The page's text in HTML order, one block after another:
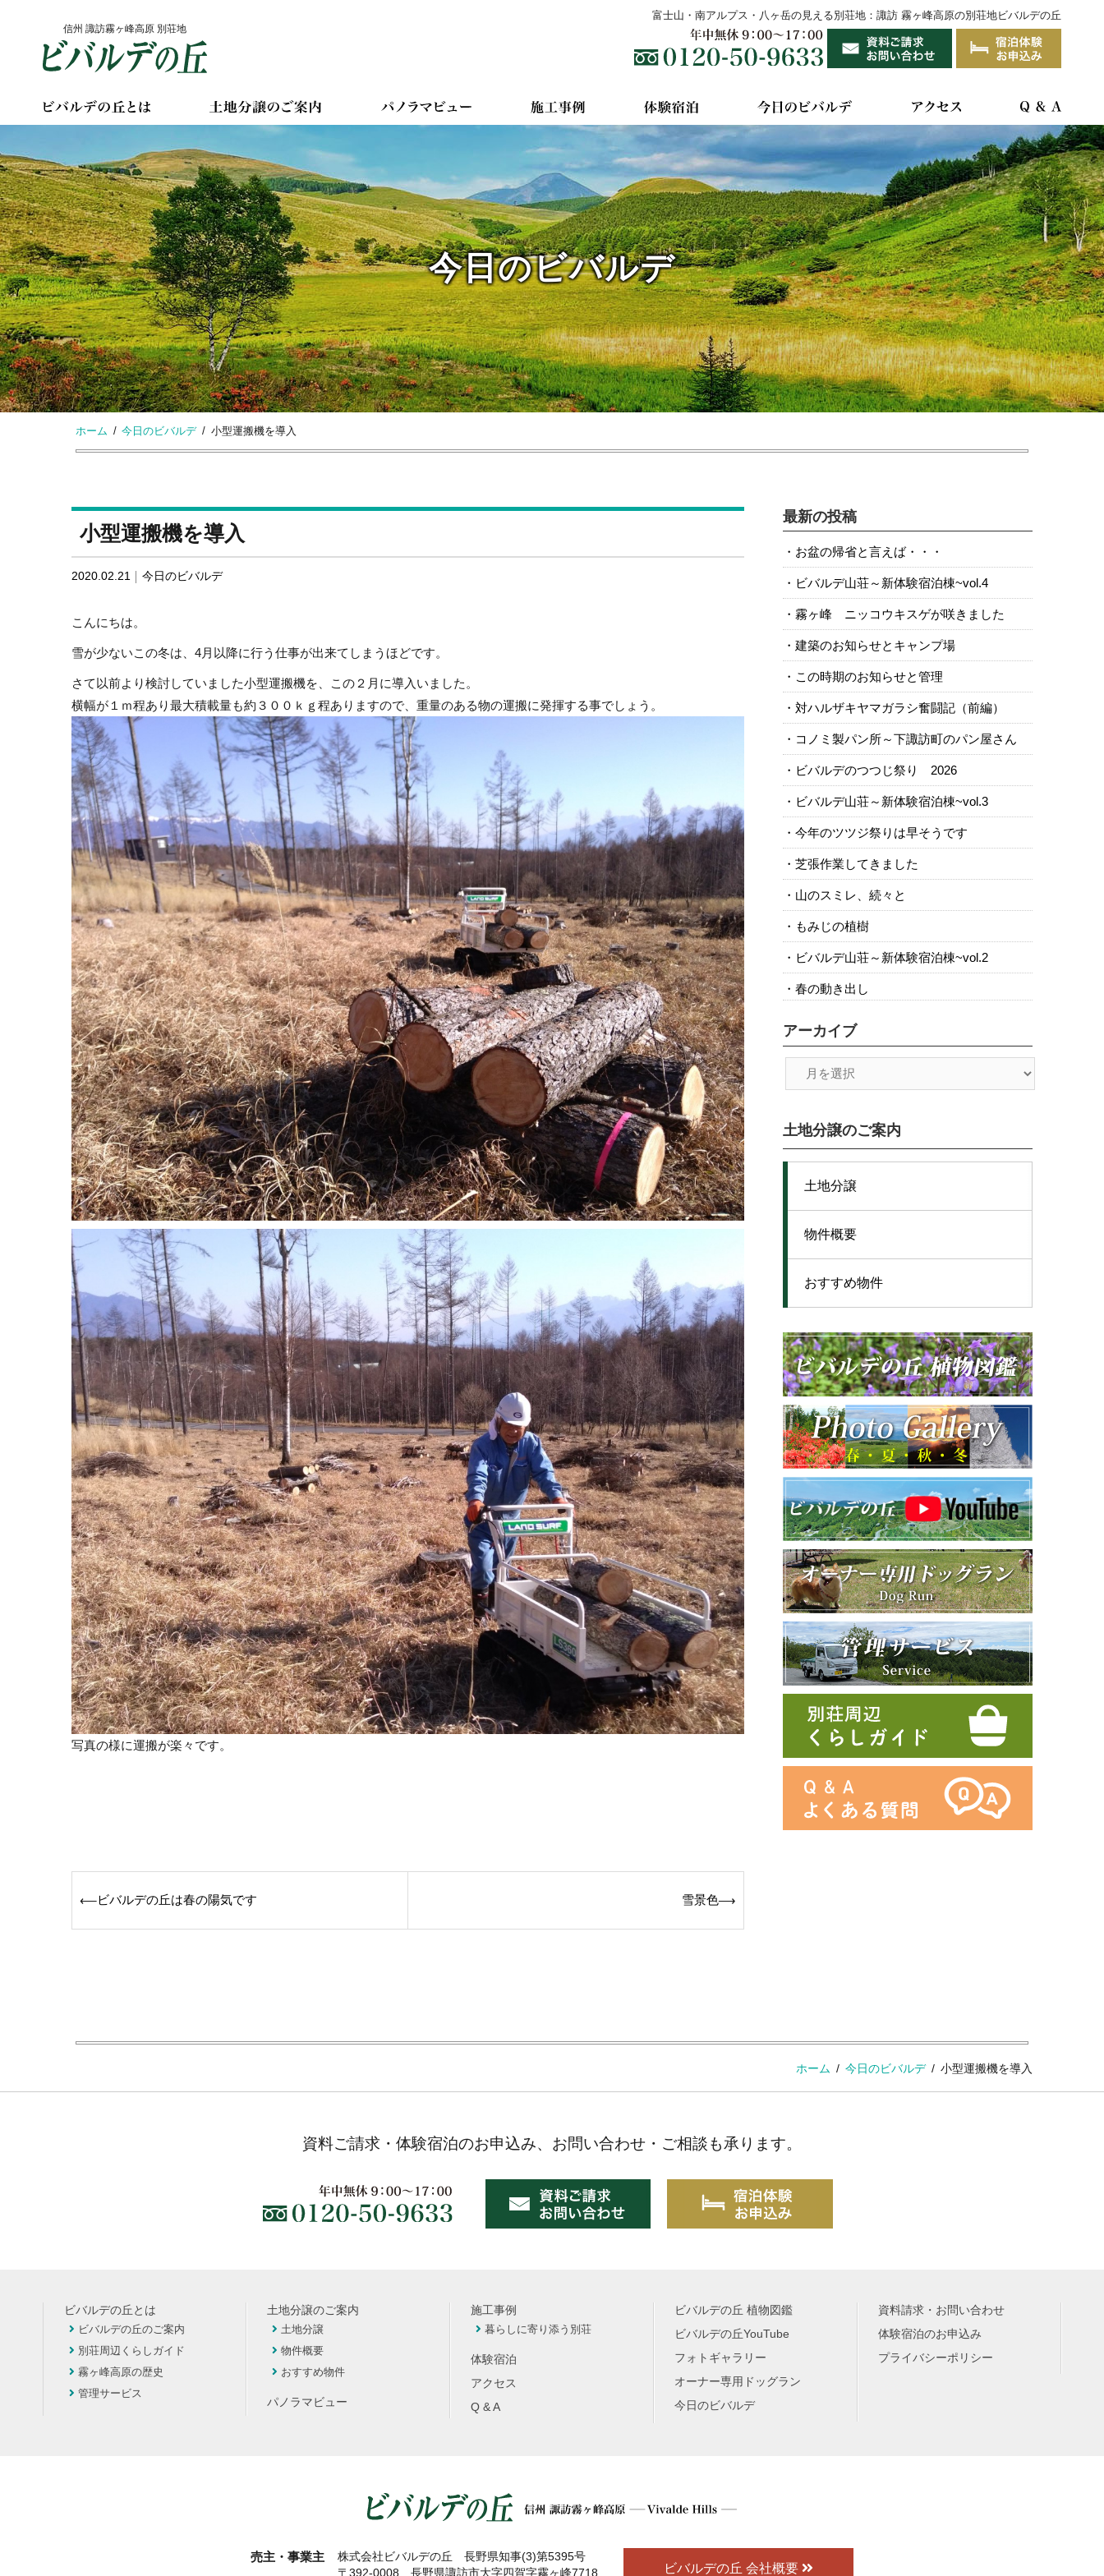
富士山・南アルプス・八ヶ岳の見える別荘地：諏訪 霧ヶ峰高原の別荘地ビバルデの丘
信州 諏訪霧ヶ峰高原 別荘地
今日のビバルデ
ホーム 今日のビバルデ 小型運搬機を導入
小型運搬機を導入
2020.02.21 今日のビバルデ
こんにちは。
雪が少ないこの冬は、4月以降に行う仕事が出来てしまうほどです。
さて以前より検討していました小型運搬機を、この２月に導入いました。
横幅が１ｍ程あり最大積載量も約３００ｋｇ程ありますので、重量のある物の運搬に発揮する事でしょう。
写真の様に運搬が楽々です。
⟵ビバルデの丘は春の陽気です 雪景色⟶
最新の投稿
お盆の帰省と言えば・・・
ビバルデ山荘～新体験宿泊棟~vol.4
霧ヶ峰 ニッコウキスゲが咲きました
建築のお知らせとキャンプ場
この時期のお知らせと管理
対ハルザキヤマガラシ奮闘記（前編）
コノミ製パン所～下諏訪町のパン屋さん
ビバルデのつつじ祭り 2026
ビバルデ山荘～新体験宿泊棟~vol.3
今年のツツジ祭りは早そうです
芝張作業してきました
山のスミレ、続々と
もみじの植樹
ビバルデ山荘～新体験宿泊棟~vol.2
春の動き出し
アーカイブ
土地分譲のご案内
土地分譲
物件概要
おすすめ物件
ホーム 今日のビバルデ 小型運搬機を導入
資料ご請求・体験宿泊のお申込み、お問い合わせ・ご相談も承ります。
ビバルデの丘とは
ビバルデの丘のご案内
別荘周辺くらしガイド
霧ヶ峰高原の歴史
管理サービス
土地分譲のご案内
土地分譲
物件概要
おすすめ物件
パノラマビュー
施工事例
暮らしに寄り添う別荘
体験宿泊
アクセス
Q & A
ビバルデの丘 植物図鑑
ビバルデの丘YouTube
フォトギャラリー
オーナー専用ドッグラン
今日のビバルデ
資料請求・お問い合わせ
体験宿泊のお申込み
プライバシーポリシー
売主・事業主
株式会社ビバルデの丘 長野県知事(3)第5395号
〒392-0008 長野県諏訪市大字四賀字霧ヶ峰7718
ビバルデの丘 会社概要